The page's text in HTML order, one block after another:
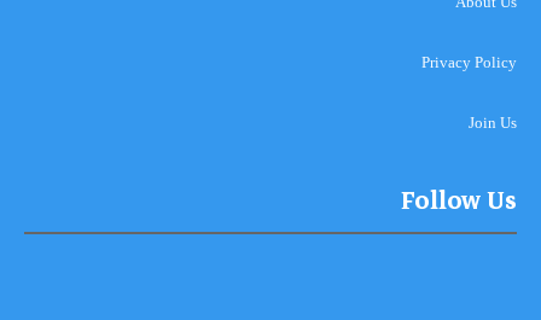
Privacy Policy
Join Us
Follow Us